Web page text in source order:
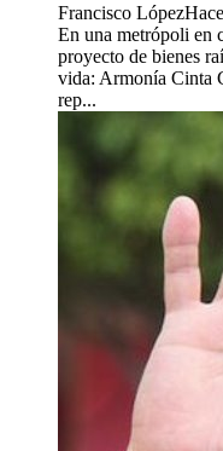
Francisco López
En una metrópoli en
proyecto de bienes
vida: Armonía Cinta
rep...